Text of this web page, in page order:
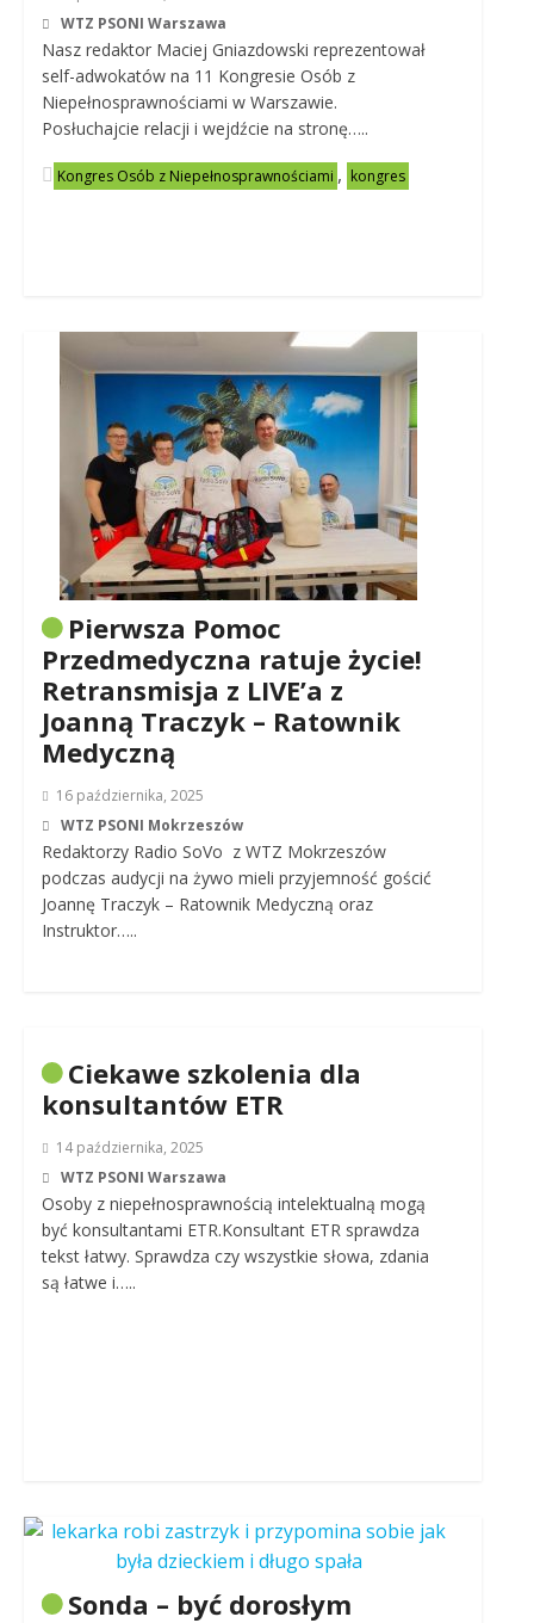
WTZ PSONI Warszawa
Nasz redaktor Maciej Gniazdowski reprezentował
self-adwokatów na 11 Kongresie Osób z
Niepełnosprawnościami w Warszawie.
Posłuchajcie relacji i wejdźcie na stronę…..
Kongres Osób z Niepełnosprawnościami , kongres
Pierwsza Pomoc
Przedmedyczna ratuje życie!
Retransmisja z LIVE’a z
Joanną Traczyk – Ratownik
Medyczną
16 października, 2025
WTZ PSONI Mokrzeszów
Redaktorzy Radio SoVo z WTZ Mokrzeszów
podczas audycji na żywo mieli przyjemność gościć
Joannę Traczyk – Ratownik Medyczną oraz
Instruktor…..
Ciekawe szkolenia dla
konsultantów ETR
14 października, 2025
WTZ PSONI Warszawa
Osoby z niepełnosprawnością intelektualną mogą
być konsultantami ETR.Konsultant ETR sprawdza
tekst łatwy. Sprawdza czy wszystkie słowa, zdania
są łatwe i…..
Sonda – być dorosłym